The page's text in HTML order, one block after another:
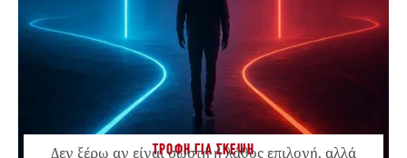
ΤΡΟΦΗ ΓΙΑ ΣΚΕΨΗ
Δεν ξέρω αν είναι σωστή ή λάθος επιλογή, αλλά